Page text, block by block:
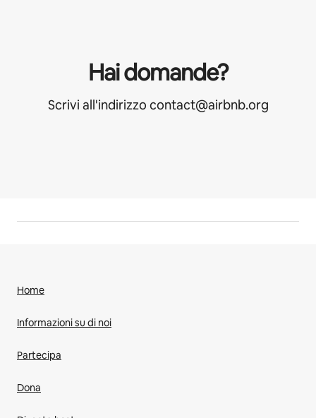
Hai domande?
Scrivi all'indirizzo contact@airbnb.org
Home
Informazioni su di noi
Partecipa
Dona